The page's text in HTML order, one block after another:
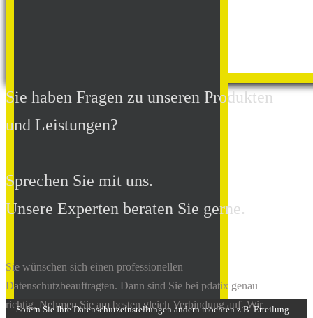
Sie haben Fragen zu unseren Produkten
und Leistungen?
Sprechen Sie mit uns.
Unsere Experten beraten Sie gerne.
Sie wünschen sich einen professionellen
Datenschutzbeauftragten. Dann sind Sie bei pdatix genau
richtig. Nehmen Sie am besten gleich Verbindung auf. Wir
Sofern Sie Ihre Datenschutzeinstellungen ändern möchten z.B. Erteilung